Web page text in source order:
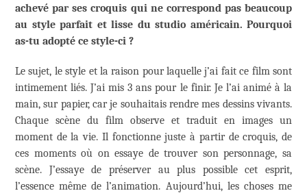
achevé par ses croquis qui ne correspond pas beaucoup
au style parfait et lisse du studio américain. Pourquoi
as-tu adopté ce style-ci ?
Le sujet, le style et la raison pour laquelle j’ai fait ce film sont
intimement liés. J’ai mis 3 ans pour le finir. Je l’ai animé à la
main, sur papier, car je souhaitais rendre mes dessins vivants.
Chaque scène du film observe et traduit en images un
moment de la vie. Il fonctionne juste à partir de croquis, de
ces moments où on essaye de trouver son personnage, sa
scène. J’essaye de préserver au plus possible cet esprit,
l’essence même de l’animation. Aujourd’hui, les choses me